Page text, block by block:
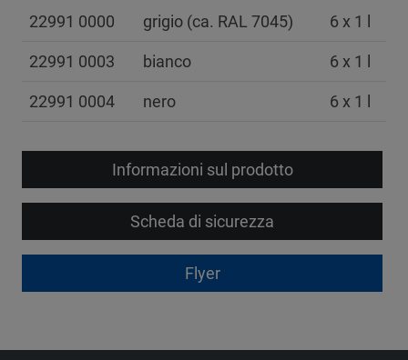
22991 0000
grigio (ca. RAL 7045) 6 x 1 l
22991 0003 bianco 6 x 1 l
22991 0004 nero 6 x 1 l
Informazioni sul prodotto
Scheda di sicurezza
Flyer